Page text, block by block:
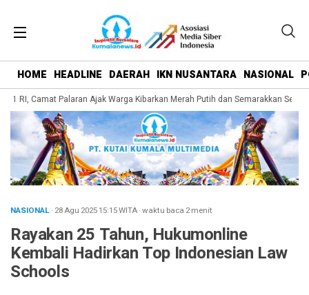
HOME HEADLINE DAERAH IKN NUSANTARA NASIONAL
RI, Camat Palaran Ajak Warga Kibarkan Merah Putih dan Semarakkan
NASIONAL· 28 Agu 202515:15WITA·waktu baca 2 menit
Rayakan 25 Tahun, Hukumonline
Kembali Hadirkan Top Indonesian Law
Schools